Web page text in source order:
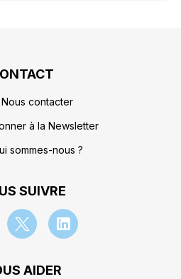
Nous contacter
à la Newsletter
sommes-nous ?
SUIVRE
AIDER